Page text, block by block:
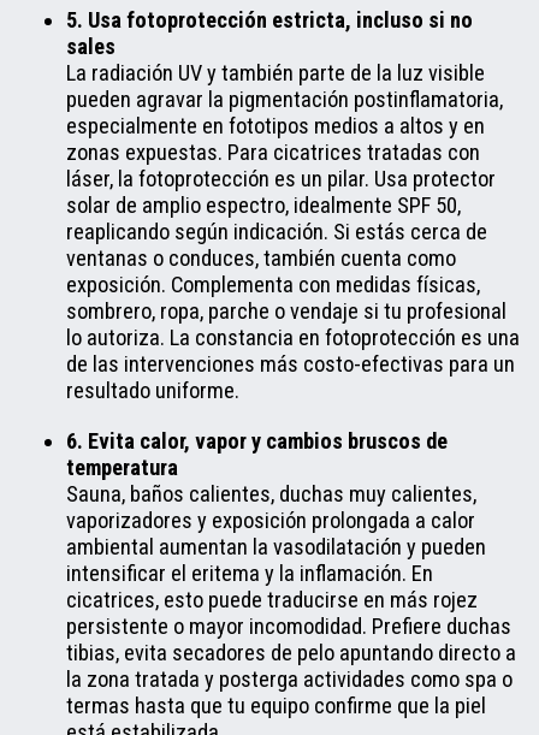
5. Usa fotoprotección estricta, incluso si no
sales
La radiación UV y también parte de la luz visible
pueden agravar la pigmentación postinflamatoria,
especialmente en fototipos medios a altos y en
zonas expuestas. Para cicatrices tratadas con
láser, la fotoprotección es un pilar. Usa protector
solar de amplio espectro, idealmente SPF 50,
reaplicando según indicación. Si estás cerca de
ventanas o conduces, también cuenta como
exposición. Complementa con medidas físicas,
sombrero, ropa, parche o vendaje si tu profesional
lo autoriza. La constancia en fotoprotección es una
de las intervenciones más costo-efectivas para un
resultado uniforme.
6. Evita calor, vapor y cambios bruscos de
temperatura
Sauna, baños calientes, duchas muy calientes,
vaporizadores y exposición prolongada a calor
ambiental aumentan la vasodilatación y pueden
intensificar el eritema y la inflamación. En
cicatrices, esto puede traducirse en más rojez
persistente o mayor incomodidad. Prefiere duchas
tibias, evita secadores de pelo apuntando directo a
la zona tratada y posterga actividades como spa o
termas hasta que tu equipo confirme que la piel